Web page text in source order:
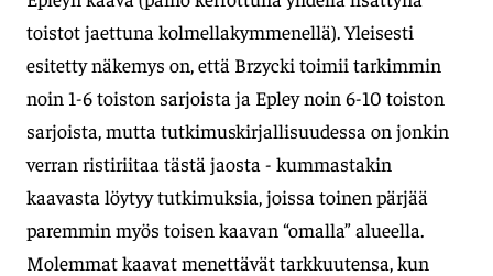
toistot jaettuna kolmellakymmenellä). Yleisesti
esitetty näkemys on, että Brzycki toimii tarkimmin
noin 1-6 toiston sarjoista ja Epley noin 6-10 toiston
sarjoista, mutta tutkimuskirjallisuudessa on jonkin
verran ristiriitaa tästä jaosta - kummastakin
kaavasta löytyy tutkimuksia, joissa toinen pärjää
paremmin myös toisen kaavan “omalla” alueella.
Molemmat kaavat menettävät tarkkuutensa, kun